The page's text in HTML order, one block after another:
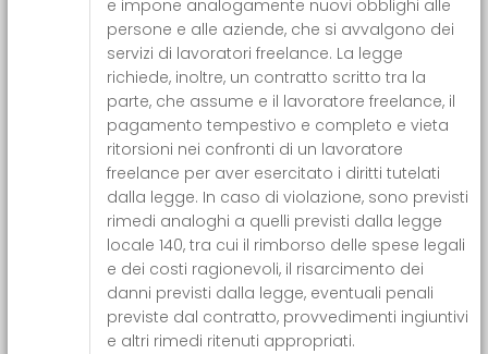
e impone analogamente nuovi obblighi alle
persone e alle aziende, che si avvalgono dei
servizi di lavoratori freelance. La legge
richiede, inoltre, un contratto scritto tra la
parte, che assume e il lavoratore freelance, il
pagamento tempestivo e completo e vieta
ritorsioni nei confronti di un lavoratore
freelance per aver esercitato i diritti tutelati
dalla legge. In caso di violazione, sono previsti
rimedi analoghi a quelli previsti dalla legge
locale 140, tra cui il rimborso delle spese legali
e dei costi ragionevoli, il risarcimento dei
danni previsti dalla legge, eventuali penali
previste dal contratto, provvedimenti ingiuntivi
e altri rimedi ritenuti appropriati.